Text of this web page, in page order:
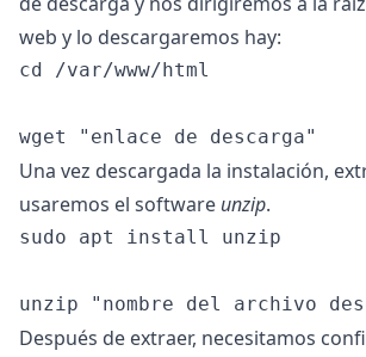
web y lo descargaremos hay:
cd /var/www/html
Una vez descargada la instalación,
usaremos el software unzip.
sudo apt install unzip
Después de extraer, necesitamos